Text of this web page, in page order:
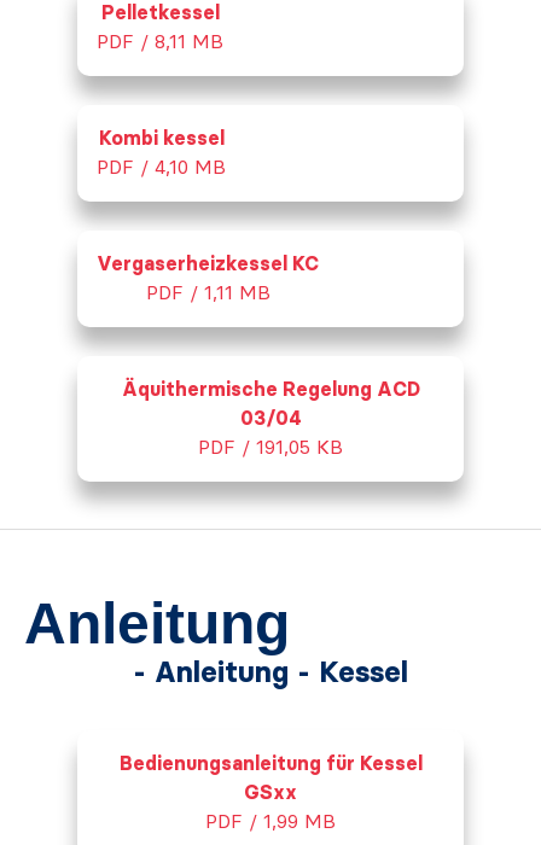
Pelletkessel
PDF / 8,11 MB
Kombi kessel
PDF / 4,10 MB
Vergaserheizkessel KC
PDF / 1,11 MB
Äquithermische Regelung ACD
03/04
PDF / 191,05 KB
Anleitung
- Anleitung - Kessel
Bedienungsanleitung für Kessel
GSxx
PDF / 1,99 MB